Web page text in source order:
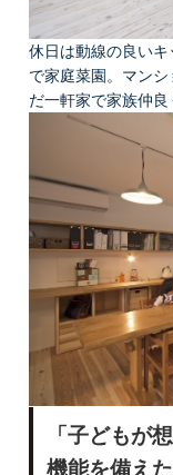
休日は動線の良い
で家庭菜園。マン
だ一軒家で家族仲良
「子どもが
機能を備えた